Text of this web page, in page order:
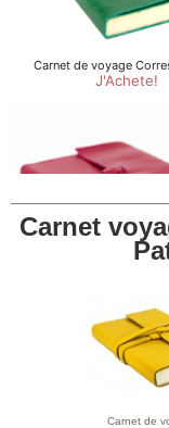
Carnet
Carnet de